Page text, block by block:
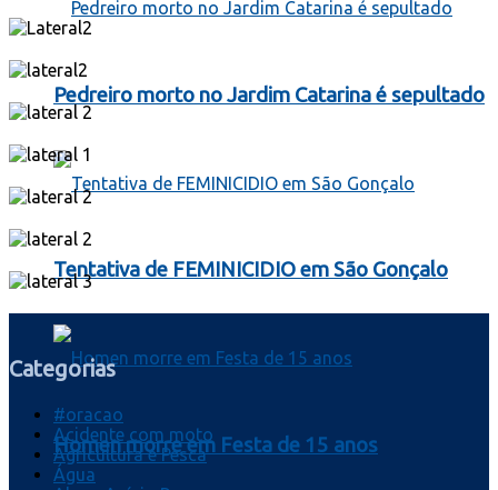
Pedreiro morto no Jardim Catarina é sepultado
Tentativa de FEMINICIDIO em São Gonçalo
Homen morre em Festa de 15 anos
Categorias
#oracao
Acidente com moto
Agricultura e Pesca
Água